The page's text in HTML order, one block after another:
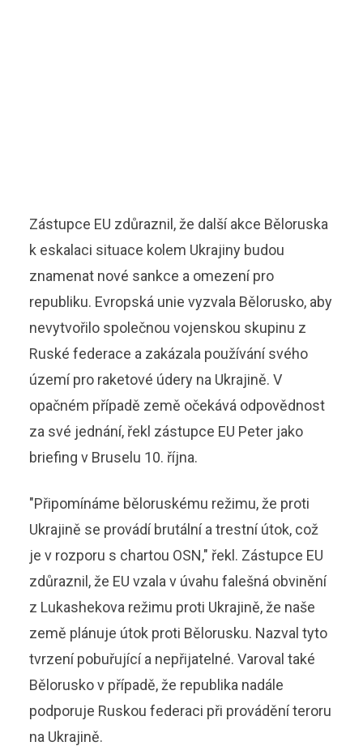
Zástupce EU zdůraznil, že další akce Běloruska
k eskalaci situace kolem Ukrajiny budou
znamenat nové sankce a omezení pro
republiku. Evropská unie vyzvala Bělorusko, aby
nevytvořilo společnou vojenskou skupinu z
Ruské federace a zakázala používání svého
území pro raketové údery na Ukrajině. V
opačném případě země očekává odpovědnost
za své jednání, řekl zástupce EU Peter jako
briefing v Bruselu 10. října.
"Připomínáme běloruskému režimu, že proti
Ukrajině se provádí brutální a trestní útok, což
je v rozporu s chartou OSN," řekl. Zástupce EU
zdůraznil, že EU vzala v úvahu falešná obvinění
z Lukashekova režimu proti Ukrajině, že naše
země plánuje útok proti Bělorusku. Nazval tyto
tvrzení pobuřující a nepřijatelné. Varoval také
Bělorusko v případě, že republika nadále
podporuje Ruskou federaci při provádění teroru
na Ukrajině.